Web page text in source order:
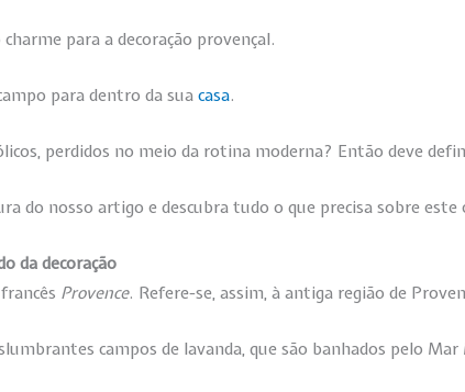
para a decoração provençal.
para dentro da suacasa.
perdidos no meio da rotina moderna? Então deve
do nosso artigo e descubra tudo o que precisa sobre
da decoração
Provence. Refere-se, assim, à antiga região de
campos de lavanda, que são banhados pelo